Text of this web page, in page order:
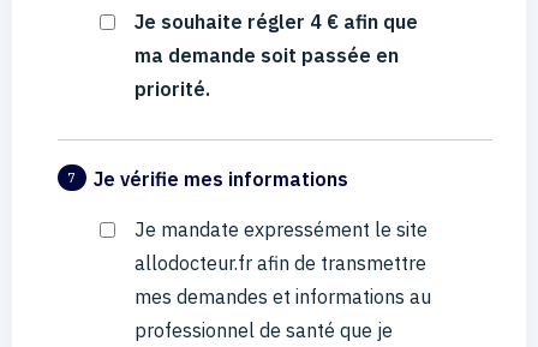
Je souhaite régler 4 € afin que
ma demande soit passée en
priorité.
7 Je vérifie mes informations
Je mandate expressément le site
allodocteur.fr afin de transmettre
mes demandes et informations au
professionnel de santé que je